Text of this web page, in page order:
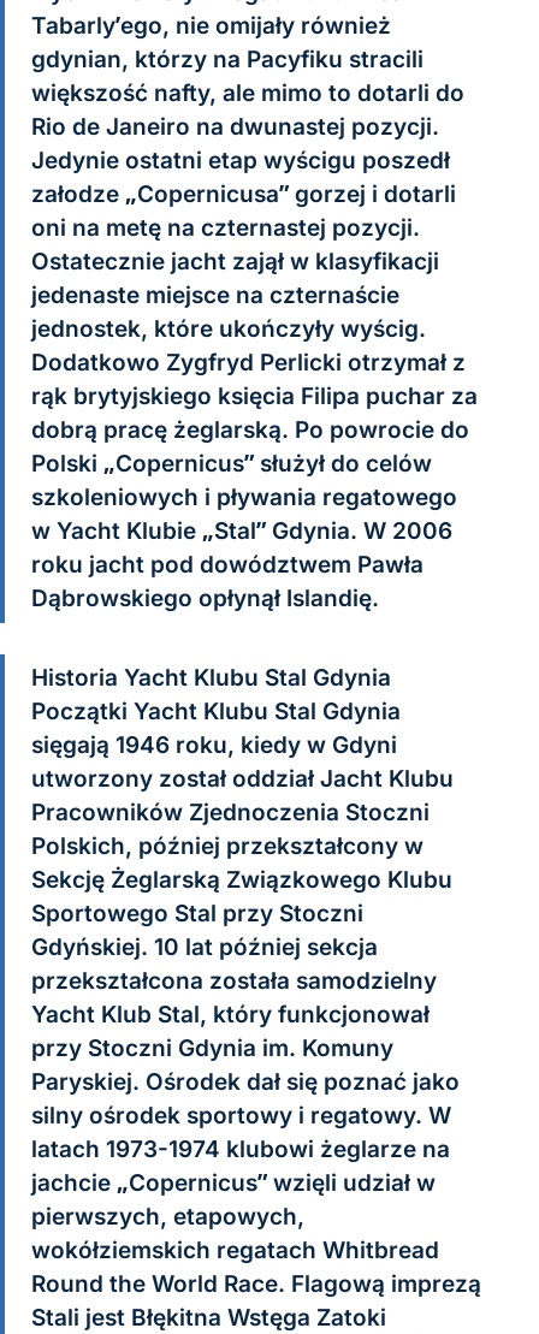
Tabarly’ego, nie omijały również
gdynian, którzy na Pacyfiku stracili
większość nafty, ale mimo to dotarli do
Rio de Janeiro na dwunastej pozycji.
Jedynie ostatni etap wyścigu poszedł
załodze „Copernicusa” gorzej i dotarli
oni na metę na czternastej pozycji.
Ostatecznie jacht zajął w klasyfikacji
jedenaste miejsce na czternaście
jednostek, które ukończyły wyścig.
Dodatkowo Zygfryd Perlicki otrzymał z
rąk brytyjskiego księcia Filipa puchar za
dobrą pracę żeglarską. Po powrocie do
Polski „Copernicus” służył do celów
szkoleniowych i pływania regatowego
w Yacht Klubie „Stal” Gdynia. W 2006
roku jacht pod dowództwem Pawła
Dąbrowskiego opłynął Islandię.
Historia Yacht Klubu Stal Gdynia
Początki Yacht Klubu Stal Gdynia
sięgają 1946 roku, kiedy w Gdyni
utworzony został oddział Jacht Klubu
Pracowników Zjednoczenia Stoczni
Polskich, później przekształcony w
Sekcję Żeglarską Związkowego Klubu
Sportowego Stal przy Stoczni
Gdyńskiej. 10 lat później sekcja
przekształcona została samodzielny
Yacht Klub Stal, który funkcjonował
przy Stoczni Gdynia im. Komuny
Paryskiej. Ośrodek dał się poznać jako
silny ośrodek sportowy i regatowy. W
latach 1973-1974 klubowi żeglarze na
jachcie „Copernicus” wzięli udział w
pierwszych, etapowych,
wokółziemskich regatach Whitbread
Round the World Race. Flagową imprezą
Stali jest Błękitna Wstęga Zatoki